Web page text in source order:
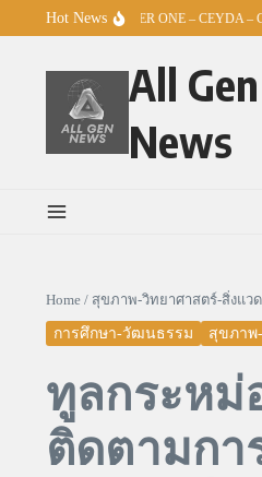
Skip to content
Hot News
TO BE NUMBER ONE – CEYDA –
All Gen
News
Home / สุขภาพ-วิทยาศาสตร์-สิ่งแว
การศึกษา-วัฒนธรรม สุขภาพ
ทูลกระห
ติดตามกา